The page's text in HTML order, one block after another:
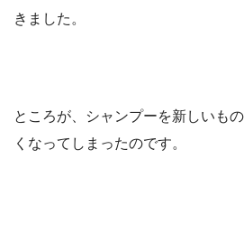
きました。
ところが、シャンプーを新しいも
くなってしまったのです。